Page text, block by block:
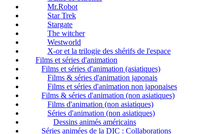
Mr.Robot
Star Trek
Stargate
The witcher
Westworld
X-or et la trilogie des shérifs de l'espace
Films et séries d'animation
Films et séries d'animation (asiatiques)
Films & séries d'animation japonais
Films et séries d'animation non japonaises
Films & séries d'animation (non asiatiques)
Films d'animation (non asiatiques)
Séries d'animation (non asiatiques)
Dessins animés américains
Séries animées de la DIC : Collaborations